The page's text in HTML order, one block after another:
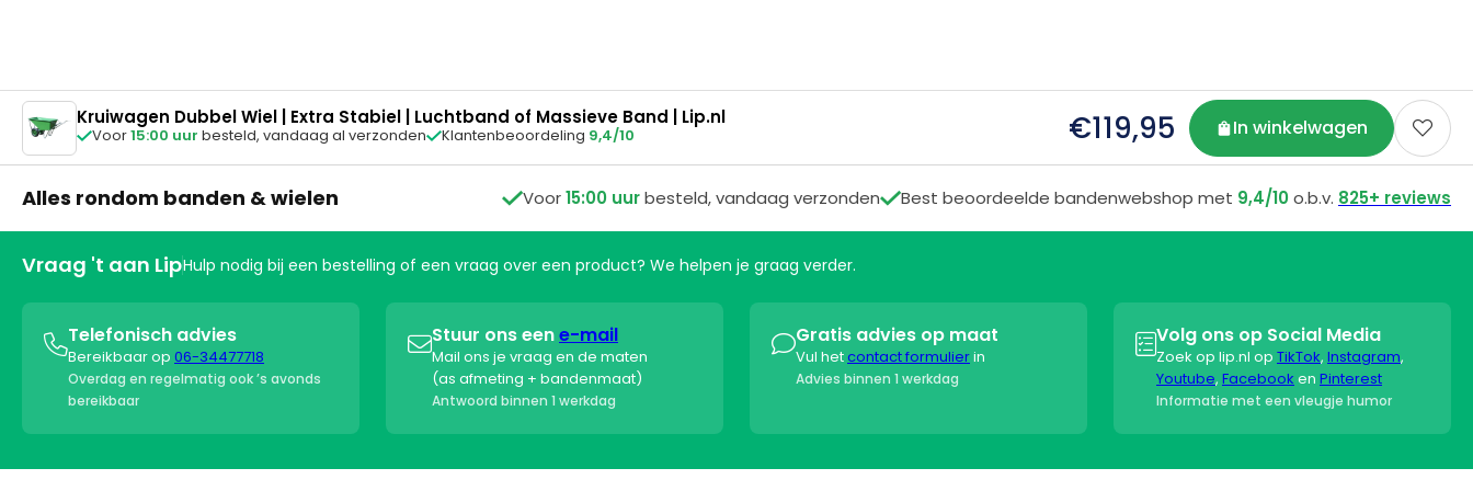
Kruiwagen Dubbel Wiel | Extra Stabiel | Luchtband of Massieve Band | Lip.nl
Voor15:00 uur besteld, vandaag al verzondenKlantenbeoordeling 9,4/10 €119,95 In winkelwagen 
Alles rondom banden & wielen Voor15:00 uurbesteld, vandaag verzondenBest beoordeelde bandenwebshop met 9,4/10o.b.v. 825+ reviews
Vraag 't aan LipHulp nodig bij een bestelling of een vraag over een product? We helpen je graag verder.
Telefonisch advies
Bereikbaar op 06-34477718
Overdag en regelmatig ook ’s avonds
bereikbaar
Stuur ons eene-mail
Mail ons je vraag en de maten
(as afmeting + bandenmaat)
Antwoord binnen 1 werkdag
Gratis advies op maat
Vul hetcontact formulierin
Advies binnen 1 werkdag
Volg ons op Social Media
Zoek op lip.nl op TikTok, Instagram,
Youtube, Facebook en Pinterest
Informatie met een vleugje humor